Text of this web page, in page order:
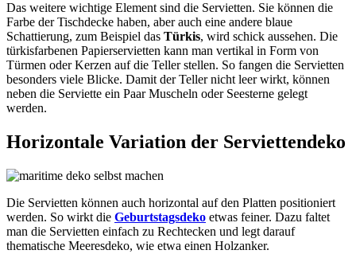
Das weitere wichtige Element sind die Servietten. Sie können die
Farbe der Tischdecke haben, aber auch eine andere blaue
Schattierung, zum Beispiel das Türkis, wird schick aussehen. Die
türkisfarbenen Papierservietten kann man vertikal in Form von
Türmen oder Kerzen auf die Teller stellen. So fangen die Servietten
besonders viele Blicke. Damit der Teller nicht leer wirkt, können
neben die Serviette ein Paar Muscheln oder Seesterne gelegt
werden.
Horizontale Variation der Serviettendeko
Die Servietten können auch horizontal auf den Platten positioniert
werden. So wirkt die Geburtstagsdeko etwas feiner. Dazu faltet
man die Servietten einfach zu Rechtecken und legt darauf
thematische Meeresdeko, wie etwa einen Holzanker.